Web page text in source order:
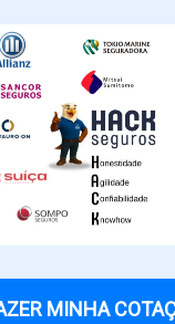
MINHA